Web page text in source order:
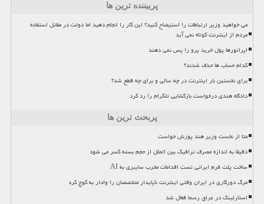
پربیننده ترین ها
می خواهید وزیر ارتباطات را استیضاح کنید؟ این کار را انجام دهید اما دولت در مقابل استفاده
مردم از اینترنت کوتاه نمی آید
اپراتورها پول خرید پرو را پس نمی دهند
کدام حساب ها حذف شدند؟
برای نخستین بار اینترنت در چه سالی و برای چه قطع شد؟
دادگاه هندی درخواست بازگشایی تلگرام را رد کرد
پربحث ترین ها
متا از نخست وزیر هند پوزش خواست
دقیقا به اندازه مصرف ترافیک بین الملل از حجم بسته کسر می شود
ساخت پلت فرم ایرانی تست اقدامات مخرب سایبری به AI
مرگ دورکاری در ایران وقتی اینترنت ناپایدار متخصصان را وادار به کوچ کرد
استارلینک در عراق رسما فعال شد